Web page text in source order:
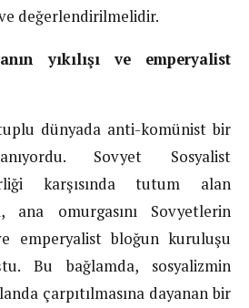
değerlendirilmelidir.
yıkılışı ve emperyalist
dünyada anti-komünist bir
Sovyet Sosyalist
karşısında tutum alan
ana omurgasını Sovyetlerin
emperyalist bloğun kuruluşu
Bu bağlamda, sosyalizmin
çarpıtılmasına dayanan bir